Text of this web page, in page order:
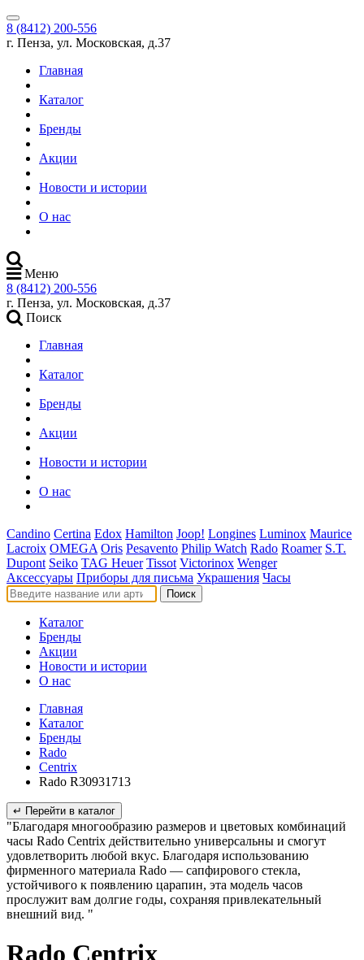
8 (8412) 200-556
г. Пенза, ул. Московская, д.37
Главная
Каталог
Бренды
Акции
Новости и истории
О нас
Меню
8 (8412) 200-556
г. Пенза, ул. Московская, д.37
Поиск
Главная
Каталог
Бренды
Акции
Новости и истории
О нас
Candino Certina Edox Hamilton Joop! Longines Luminox Maurice
Lacroix OMEGA Oris Pesavento Philip Watch Rado Roamer S.T.
Dupont Seiko TAG Heuer Tissot Victorinox Wenger
Аксессуары Приборы для письма Украшения Часы
Поиск
Каталог
Бренды
Акции
Новости и истории
О нас
Главная
Каталог
Бренды
Rado
Centrix
Rado R30931713
↵ Перейти в каталог
"Благодаря многообразию размеров и цветовых комбинаций
часы Rado Centrix действительно универсальны и смогут
удовлетворить любой вкус. Благодаря использованию
фирменного материала Rado — сапфирового стекла,
устойчивого к появлению царапин, эта модель часов
прослужит вам долгие годы, сохраняя привлекательный
внешний вид. "
Rado Centrix